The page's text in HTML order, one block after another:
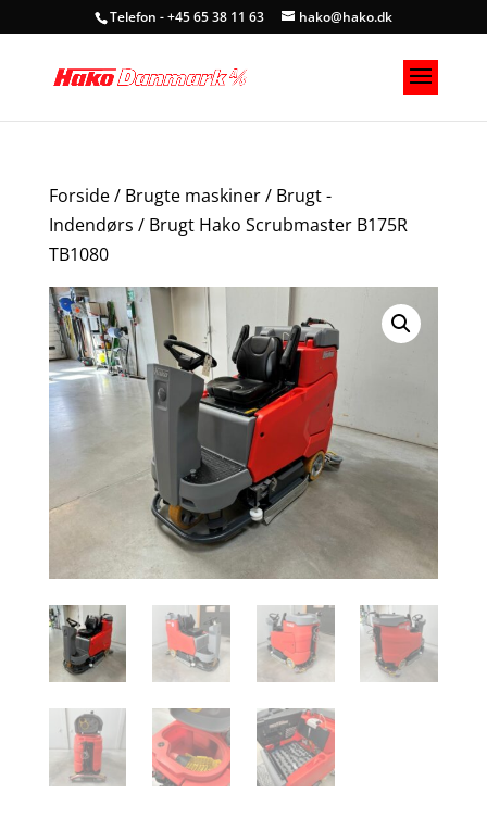
Telefon - +45 65 38 11 63 hako@hako.dk
Forside/ Brugte maskiner/ Brugt -
Indendørs / Brugt Hako Scrubmaster B175R
TB1080